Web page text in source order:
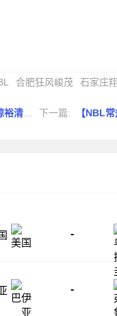
合肥狂风峻茂 石家庄
勇胜 下一篇: 【NBL常
-
-